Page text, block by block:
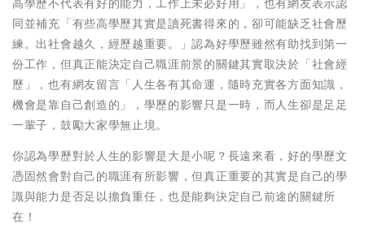
高學歷不代表有好的能力，工作上未必好用」，也有網友表示認
同並補充「有些高學歷其實是讀死書得來的，卻可能缺乏社會歷
練。出社會越久，經歷越重要。」認為好學歷雖然有助找到第一
份工作，但真正能決定自己職涯前景的關鍵其實取決於「社會經
歷」，也有網友留言「人生各有其命運，隨時充實各方面知識，
機會是靠自己創造的」，學歷的影響只是一時，而人生卻是足足
一輩子，鼓勵大家學無止境。
你認為學歷對於人生的影響是大是小呢？長遠來看，好的學歷文
憑固然會對自己的職涯有所影響，但真正重要的其實是自己的學
識與能力是否足以擔負重任，也是能夠決定自己前途的關鍵所
在！